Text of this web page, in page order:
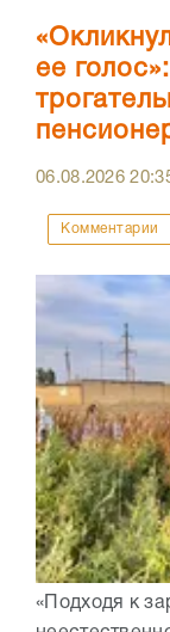
ее
06.08.2026
Комментарии
«Подходя к